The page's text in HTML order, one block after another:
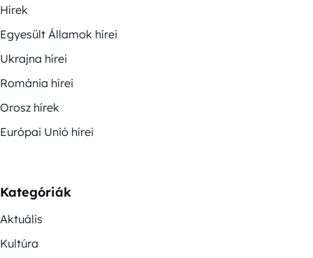
Hírek
Egyesült Államok hírei
Ukrajna hírei
Románia hírei
Orosz hírek
Európai Unió hírei
Kategóriák
Aktuális
Kultúra